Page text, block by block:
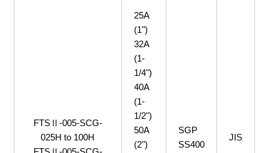
FTSⅡ-005-SCG-
025H to 100H
25A
(1")
32A
(1-
1/4")
40A
(1-
1/2")
50A
(2")
SGP
SS400
JIS